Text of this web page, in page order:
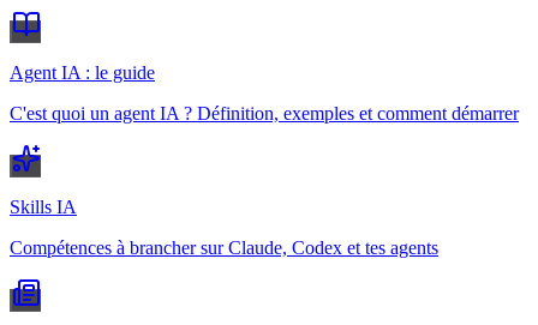
Agent IA : le guide
C'est quoi un agent IA ? Définition, exemples et comment démarrer
Skills IA
Compétences à brancher sur Claude, Codex et tes agents